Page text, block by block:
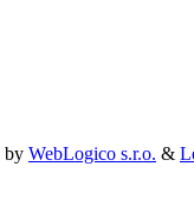
by WebLogico s.r.o. &